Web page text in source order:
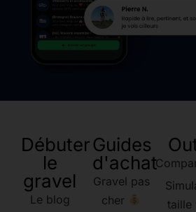
Débuter
le
gravel
Le blog
Guides
d'achat
Gravel pas
cher
taille